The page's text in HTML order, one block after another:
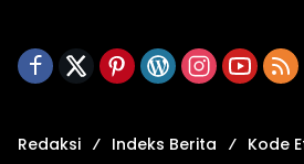
Redaksi Indeks Berita
Kode